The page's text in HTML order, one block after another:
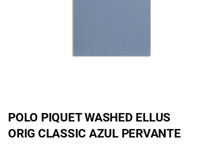
POLO PIQUET WASHED ELLUS
ORIG CLASSIC AZUL PERVANTE